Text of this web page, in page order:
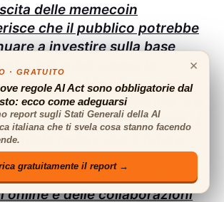
delle memecoin
che il pubblico potrebbe
a investire sulla base
e del supporto
rendendo Moo Deng non
mera entità speculativa, ma
di una comunità coesa. È
notare che il futuro
di un ulteriore
delle interazioni
online e delle collaborazioni
×
· GRATUITO
regole AI Act sono obbligatorie dal
ecco come adeguarsi
report sugli Stati Generali della AI
italiana che ti svela cosa stanno facendo
gratuitamente il report →